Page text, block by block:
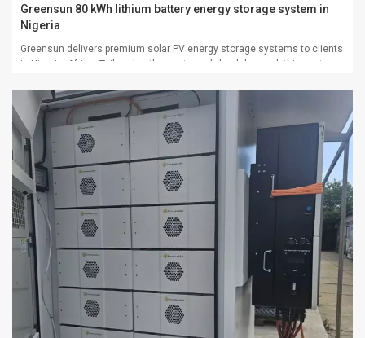
Greensun 80 kWh lithium battery energy storage system in
Nigeria
Greensun delivers premium solar PV energy storage systems to clients
in Nigeria, Africa. Tailored to the customer’s load demand, this system
high-voltage lithium battery pack model GHR-314, which fully meets the
customer’s p...